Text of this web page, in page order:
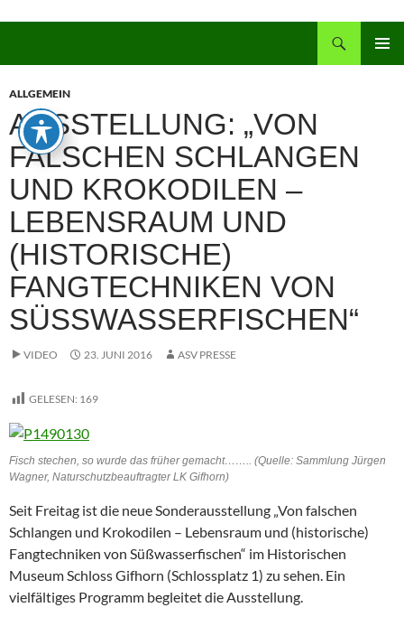
ALLGEMEIN
AUSSTELLUNG: „VON
FALSCHEN SCHLANGEN
UND KROKODILEN –
LEBENSRAUM UND
(HISTORISCHE)
FANGTECHNIKEN VON
SÜSSWASSERFISCHEN“
VIDEO 23. JUNI 2016 ASV PRESSE
GELESEN: 169
Fisch stechen, so wurde das früher gemacht…….. (Quelle: Sammlung Jürgen
Wagner, Naturschutzbeauftragter LK Gifhorn)
Seit Freitag ist die neue Sonderausstellung „Von falschen
Schlangen und Krokodilen – Lebensraum und (historische)
Fangtechniken von Süßwasserfischen“ im Historischen
Museum Schloss Gifhorn (Schlossplatz 1) zu sehen. Ein
vielfältiges Programm begleitet die Ausstellung.